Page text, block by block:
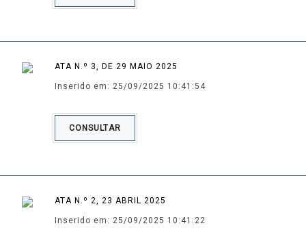
ATA N.º 3, DE 29 MAIO 2025
Inserido em: 25/09/2025 10:41:54
CONSULTAR
ATA N.º 2, 23 ABRIL 2025
Inserido em: 25/09/2025 10:41:22